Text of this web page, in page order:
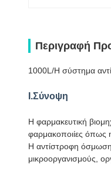
Περιγραφή
1000L/H σύστημα
Ι.Σύνοψη
Η φαρμακευτική
φαρμακοποιίες όπως
Η αντίστροφη όσμωση
μικροοργανισμούς,